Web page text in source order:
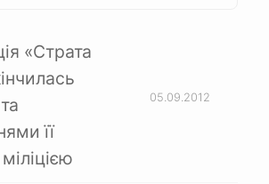
«Страта
її
05.09.2012